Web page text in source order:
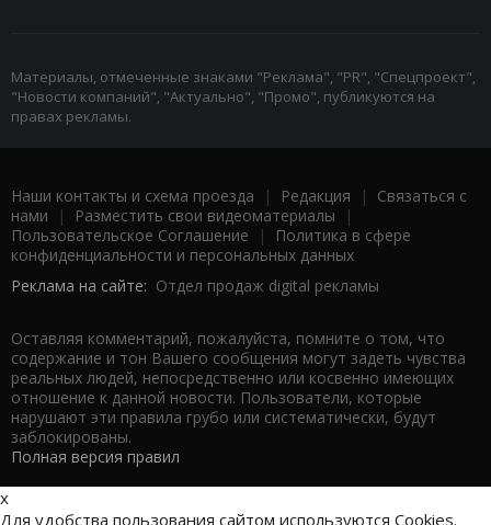
Материалы, отмеченные знаками "Реклама", "PR", "Спецпроект",
"Новости компаний", "Актуально", "Промо", публикуются на
правах рекламы.
Наши контакты и схема проезда | Редакция | Связаться с
нами | Разместить свои видеоматериалы |
Пользовательское Соглашение |
Политика в сфере
конфиденциальности и персональных данных
Реклама на сайте: Отдел продаж digital рекламы
Оставляя комментарий, пожалуйста, помните о том, что
содержание и тон Вашего сообщения могут задеть чувства
реальных людей, непосредственно или косвенно имеющих
отношение к данной новости. Пользователи, которые
нарушают эти правила грубо или систематически, будут
заблокированы.
Полная версия правил
x
Для удобства пользования сайтом используются Cookies.